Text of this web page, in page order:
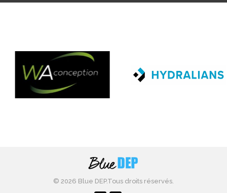
© 2026 Blue DEP.Tous droits réservés.